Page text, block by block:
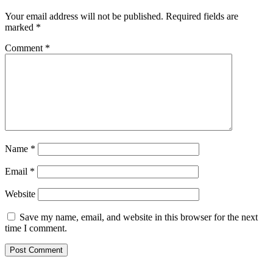
Your email address will not be published. Required fields are
marked *
Comment *
Name *
Email *
Website
Save my name, email, and website in this browser for the next
time I comment.